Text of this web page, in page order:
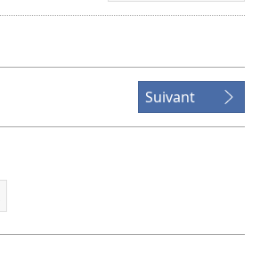
de
des
vidéosSuivant